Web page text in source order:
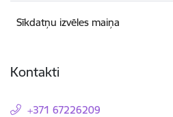
Sīkdatņu izvēles maiņa
Kontakti
+371 67226209